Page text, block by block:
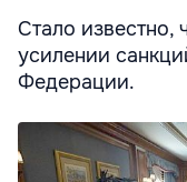
Стало известно,
усилении
Федерации.